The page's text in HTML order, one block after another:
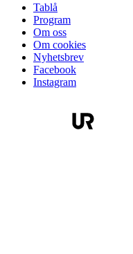
Tablå
Program
Om oss
Om cookies
Nyhetsbrev
Facebook
Instagram